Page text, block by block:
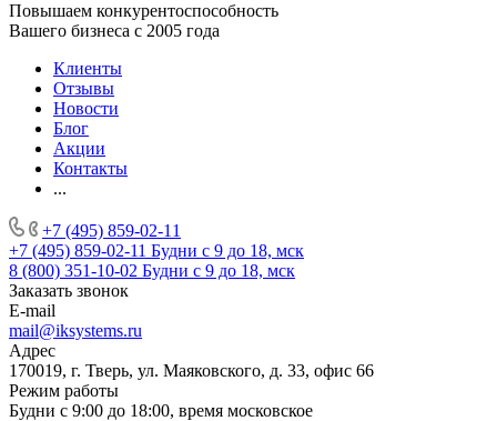
Повышаем конкурентоспособность
Вашего бизнеса с 2005 года
Клиенты
Отзывы
Новости
Блог
Акции
Контакты
...
+7 (495) 859-02-11
+7 (495) 859-02-11 Будни с 9 до 18, мск
8 (800) 351-10-02 Будни с 9 до 18, мск
Заказать звонок
E-mail
mail@iksystems.ru
Адрес
170019, г. Тверь, ул. Маяковского, д. 33, офис 66
Режим работы
Будни с 9:00 до 18:00, время московское